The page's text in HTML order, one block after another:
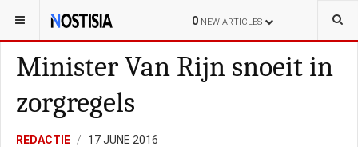
0 NEW ARTICLES
YOU ARE HERE: NEDERLAND POLITIE
Minister Van Rijn snoeit in
zorgregels
REDACTIE 17 JUNE 2016